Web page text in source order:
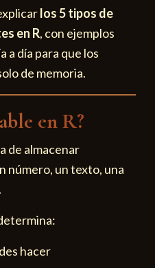
los 5 tipos de
en R, con ejemplos
a día para que los
de memoria.
en R?
de almacenar
número, un texto, una
hacer